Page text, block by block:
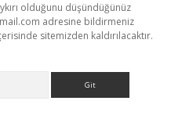
olduğunu düşündüğünüz
adresine bildirmeniz
sitemizden kaldırılacaktır.